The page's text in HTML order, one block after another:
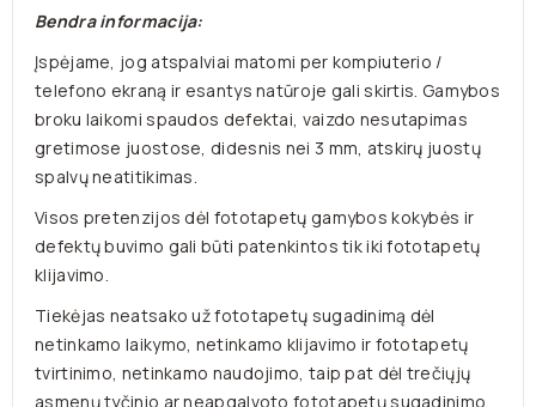
Bendra informacija:
Įspėjame, jog atspalviai matomi per kompiuterio /
telefono ekraną ir esantys natūroje gali skirtis. Gamybos
broku laikomi spaudos defektai, vaizdo nesutapimas
gretimose juostose, didesnis nei 3 mm, atskirų juostų
spalvų neatitikimas.
Visos pretenzijos dėl fototapetų gamybos kokybės ir
defektų buvimo gali būti patenkintos tik iki fototapetų
klijavimo.
Tiekėjas neatsako už fototapetų sugadinimą dėl
netinkamo laikymo, netinkamo klijavimo ir fototapetų
tvirtinimo, netinkamo naudojimo, taip pat dėl trečiųjų
asmenų tyčinio ar neapgalvoto fototapetų sugadinimo.